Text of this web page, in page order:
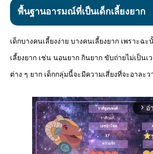
พื้นฐานอารมณ์ที่เป็นเด็กเลี้ยงยาก
เด็กบางคนเลี้ยงง่าย บางคนเลี้ยงยาก เพราะฉ
เลี้ยงยาก เช่น นอนยาก กินยาก ขับถ่ายไม่เป็นเ
ต่าง ๆ ยาก เด็กกลุ่มนี้จะมีความเสี่ยงที่จะอาละว
arrow_forward_ios อ่